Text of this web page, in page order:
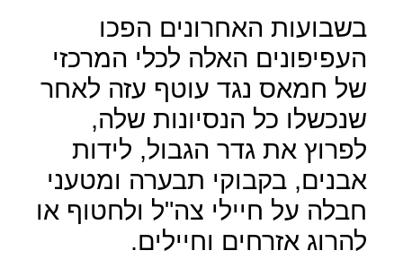
בשבועות האחרונים הפכו
העפיפונים האלה לכלי המרכזי
של חמאס נגד עוטף עזה לאחר
שנכשלו כל הנסיונות שלה,
לפרוץ את גדר הגבול, לידות
אבנים, בקבוקי תבערה ומטעני
חבלה על חיילי צה"ל ולחטוף או
להרוג אזרחים וחיילים.